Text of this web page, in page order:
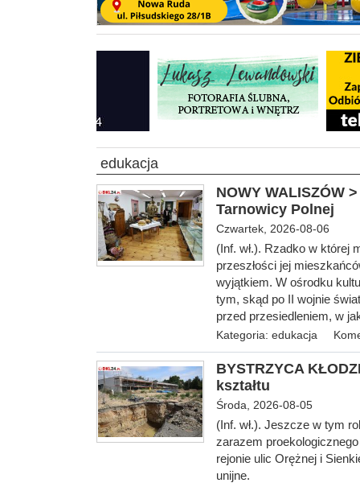
edukacja
NOWY WALISZÓW
Tarnowicy Polnej
Czwartek, 2026-08-06
(Inf. wł.). Rzadko w której
przeszłości jej
wyjątkiem. W ośrodku
tym, skąd po II wojnie
przed przesiedleniem, w
Kategoria: edukacja
BYSTRZYCA
kształtu
Środa, 2026-08-05
(Inf. wł.). Jeszcze w tym
zarazem
rejonie ulic Orężnej i
unijne.